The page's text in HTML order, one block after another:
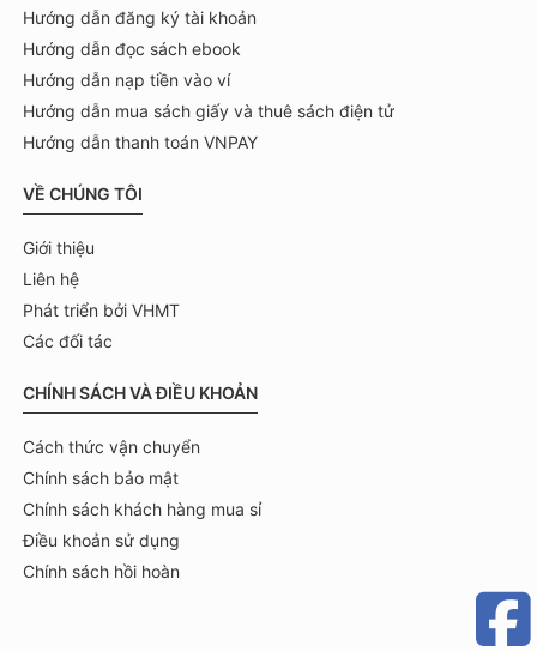
Hướng dẫn đăng ký tài khoản
Hướng dẫn đọc sách ebook
Hướng dẫn nạp tiền vào ví
Hướng dẫn mua sách giấy và thuê sách điện tử
Hướng dẫn thanh toán VNPAY
VỀ CHÚNG TÔI
Giới thiệu
Liên hệ
Phát triển bởi VHMT
Các đối tác
CHÍNH SÁCH VÀ ĐIỀU KHOẢN
Cách thức vận chuyển
Chính sách bảo mật
Chính sách khách hàng mua sỉ
Điều khoản sử dụng
Chính sách hồi hoàn